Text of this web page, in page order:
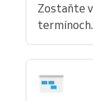
Zostaňte
termínoch.